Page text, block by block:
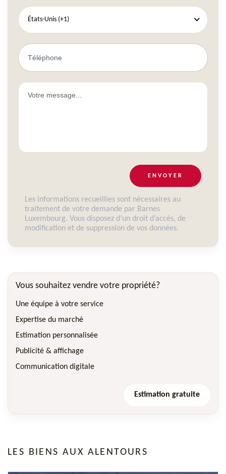
États-Unis (+1)
ENVOYER
Les informations recueillies sont nécessaires au
traitement de votre demande par Barnes
Luxembourg. Vous disposez d’un droit d’accès, de
modification et de suppression de vos données.
Vous souhaitez vendre votre propriété?
Une équipe à votre service
Expertise du marché
Estimation personnalisée
Publicité & affichage
Communication digitale
Estimation gratuite
LES BIENS AUX ALENTOURS